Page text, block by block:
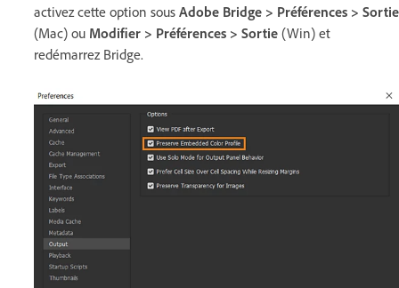
activez cette option sous Adobe Bridge > Préférences > Sortie
(Mac) ou Modifier > Préférences > Sortie (Win) et
redémarrez Bridge.